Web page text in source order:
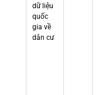
dữ liệu
quốc
gia về
dân cư